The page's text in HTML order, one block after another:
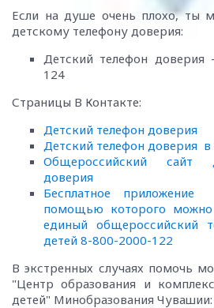
Если на душе очень плохо, ты
детскому телефону доверия:
Детский телефон доверия
124
Страницы В Контакте:
Детский телефон доверия
Детский телефон доверия
Общероссийский сайт
доверия
Бесплатное
помощью которого можно
единый общероссийский
детей 8-800-2000-122
В экстренных случаях помочь
"Центр образования и
детей" Минобразования Чувашии: